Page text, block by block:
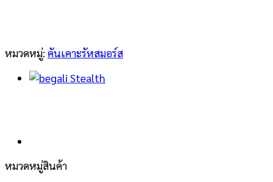
หมวดหมู่: คันเคาะรัหสมอร์ส
หมวดหมู่สินค้า